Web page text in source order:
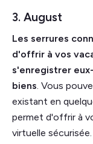
3. August
Les serrures
d'offrir à vos
s'enregistrer
biens . Vous
existant en
permet d'offrir à
virtuelle sécurisée.